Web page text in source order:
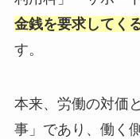
金銭を要求してく
す。
本来、労働の対価
事」であり、働く